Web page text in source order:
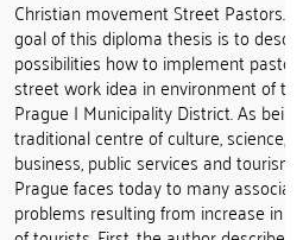
Christian movement Street Pastors.
goal of this diploma thesis is to
possibilities how to implement
street work idea in environment of
Prague I Municipality District. As being
traditional centre of culture, science,
business, public services and tourism,
Prague faces today to many
problems resulting from increase in